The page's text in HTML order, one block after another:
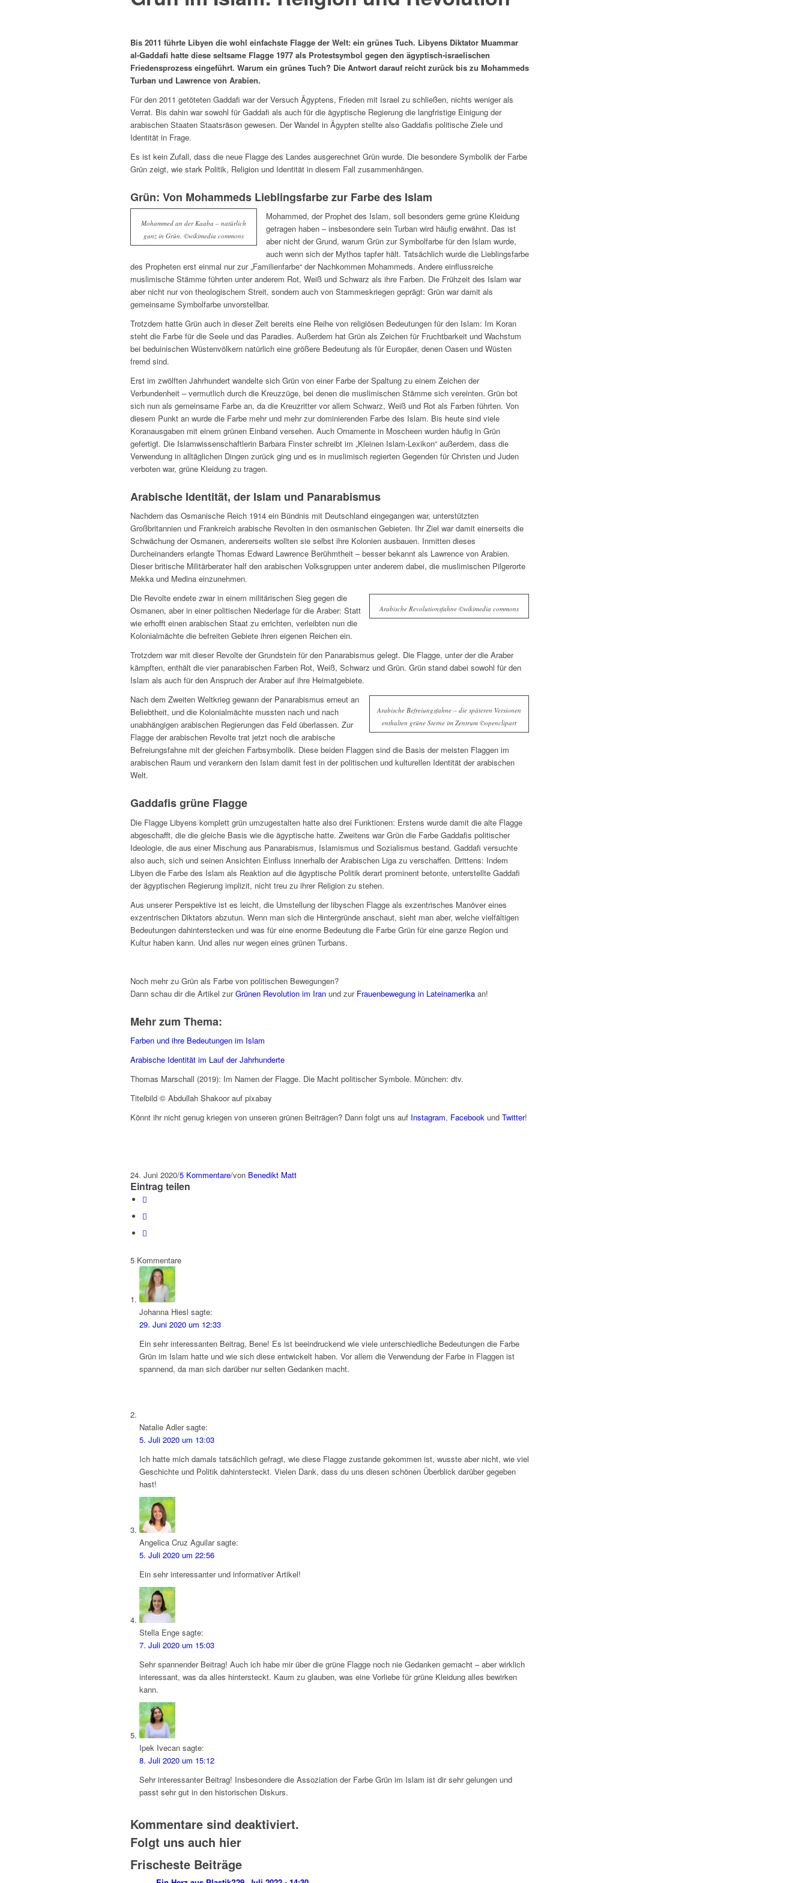
Bis 2011 führte Libyen die wohl einfachste Flagge der Welt: ein grünes Tuch. Libyens Diktator Muammar
al-Gaddafi hatte diese seltsame Flagge 1977 als Protestsymbol gegen den ägyptisch-israelischen
Friedensprozess eingeführt. Warum ein grünes Tuch? Die Antwort darauf reicht zurück bis zu Mohammeds
Turban und Lawrence von Arabien.
Für den 2011 getöteten Gaddafi war der Versuch Ägyptens, Frieden mit Israel zu schließen, nichts weniger als
Verrat. Bis dahin war sowohl für Gaddafi als auch für die ägyptische Regierung die langfristige Einigung der
arabischen Staaten Staatsräson gewesen. Der Wandel in Ägypten stellte also Gaddafis politische Ziele und
Identität in Frage.
Es ist kein Zufall, dass die neue Flagge des Landes ausgerechnet Grün wurde. Die besondere Symbolik der Farbe
Grün zeigt, wie stark Politik, Religion und Identität in diesem Fall zusammenhängen.
Grün: Von Mohammeds Lieblingsfarbe zur Farbe des Islam
Mohammed an der Kaaba – natürlich
ganz in Grün. ©wikimedia commons
Mohammed, der Prophet des Islam, soll besonders gerne grüne Kleidung
getragen haben – insbesondere sein Turban wird häufig erwähnt. Das ist
aber nicht der Grund, warum Grün zur Symbolfarbe für den Islam wurde,
auch wenn sich der Mythos tapfer hält. Tatsächlich wurde die Lieblingsfarbe
des Propheten erst einmal nur zur „Familienfarbe“ der Nachkommen Mohammeds. Andere einflussreiche
muslimische Stämme führten unter anderem Rot, Weiß und Schwarz als ihre Farben. Die Frühzeit des Islam war
aber nicht nur von theologischem Streit, sondern auch von Stammeskriegen geprägt: Grün war damit als
gemeinsame Symbolfarbe unvorstellbar.
Trotzdem hatte Grün auch in dieser Zeit bereits eine Reihe von religiösen Bedeutungen für den Islam: Im Koran
steht die Farbe für die Seele und das Paradies. Außerdem hat Grün als Zeichen für Fruchtbarkeit und Wachstum
bei beduinischen Wüstenvölkern natürlich eine größere Bedeutung als für Europäer, denen Oasen und Wüsten
fremd sind.
Erst im zwölften Jahrhundert wandelte sich Grün von einer Farbe der Spaltung zu einem Zeichen der
Verbundenheit – vermutlich durch die Kreuzzüge, bei denen die muslimischen Stämme sich vereinten. Grün bot
sich nun als gemeinsame Farbe an, da die Kreuzritter vor allem Schwarz, Weiß und Rot als Farben führten. Von
diesem Punkt an wurde die Farbe mehr und mehr zur dominierenden Farbe des Islam. Bis heute sind viele
Koranausgaben mit einem grünen Einband versehen. Auch Ornamente in Moscheen wurden häufig in Grün
gefertigt. Die Islamwissenschaftlerin Barbara Finster schreibt im „Kleinen Islam-Lexikon“ außerdem, dass die
Verwendung in alltäglichen Dingen zurück ging und es in muslimisch regierten Gegenden für Christen und Juden
verboten war, grüne Kleidung zu tragen.
Arabische Identität, der Islam und Panarabismus
Nachdem das Osmanische Reich 1914 ein Bündnis mit Deutschland eingegangen war, unterstützten
Großbritannien und Frankreich arabische Revolten in den osmanischen Gebieten. Ihr Ziel war damit einerseits die
Schwächung der Osmanen, andererseits wollten sie selbst ihre Kolonien ausbauen. Inmitten dieses
Durcheinanders erlangte Thomas Edward Lawrence Berühmtheit – besser bekannt als Lawrence von Arabien.
Dieser britische Militärberater half den arabischen Volksgruppen unter anderem dabei, die muslimischen Pilgerorte
Mekka und Medina einzunehmen.
Arabische Revolutionsfahne ©wikimedia commons
Die Revolte endete zwar in einem militärischen Sieg gegen die
Osmanen, aber in einer politischen Niederlage für die Araber: Statt
wie erhofft einen arabischen Staat zu errichten, verleibten nun die
Kolonialmächte die befreiten Gebiete ihren eigenen Reichen ein.
Trotzdem war mit dieser Revolte der Grundstein für den Panarabismus gelegt. Die Flagge, unter der die Araber
kämpften, enthält die vier panarabischen Farben Rot, Weiß, Schwarz und Grün. Grün stand dabei sowohl für den
Islam als auch für den Anspruch der Araber auf ihre Heimatgebiete.
Arabische Befreiungsfahne – die späteren Versionen
enthalten grüne Sterne im Zentrum ©openclipart
Nach dem Zweiten Weltkrieg gewann der Panarabismus erneut an
Beliebtheit, und die Kolonialmächte mussten nach und nach
unabhängigen arabischen Regierungen das Feld überlassen. Zur
Flagge der arabischen Revolte trat jetzt noch die arabische
Befreiungsfahne mit der gleichen Farbsymbolik. Diese beiden Flaggen sind die Basis der meisten Flaggen im
arabischen Raum und verankern den Islam damit fest in der politischen und kulturellen Identität der arabischen
Welt.
Gaddafis grüne Flagge
Die Flagge Libyens komplett grün umzugestalten hatte also drei Funktionen: Erstens wurde damit die alte Flagge
abgeschafft, die die gleiche Basis wie die ägyptische hatte. Zweitens war Grün die Farbe Gaddafis politischer
Ideologie, die aus einer Mischung aus Panarabismus, Islamismus und Sozialismus bestand. Gaddafi versuchte
also auch, sich und seinen Ansichten Einfluss innerhalb der Arabischen Liga zu verschaffen. Drittens: Indem
Libyen die Farbe des Islam als Reaktion auf die ägyptische Politik derart prominent betonte, unterstellte Gaddafi
der ägyptischen Regierung implizit, nicht treu zu ihrer Religion zu stehen.
Aus unserer Perspektive ist es leicht, die Umstellung der libyschen Flagge als exzentrisches Manöver eines
exzentrischen Diktators abzutun. Wenn man sich die Hintergründe anschaut, sieht man aber, welche vielfältigen
Bedeutungen dahinterstecken und was für eine enorme Bedeutung die Farbe Grün für eine ganze Region und
Kultur haben kann. Und alles nur wegen eines grünen Turbans.
Noch mehr zu Grün als Farbe von politischen Bewegungen?
Dann schau dir die Artikel zurGrünen Revolution im Iran und zur Frauenbewegung in Lateinamerika an!
Mehr zum Thema:
Farben und ihre Bedeutungen im Islam
Arabische Identität im Lauf der Jahrhunderte
Thomas Marschall (2019): Im Namen der Flagge. Die Macht politischer Symbole. München: dtv.
Titelbild © Abdullah Shakoor auf pixabay
Könnt ihr nicht genug kriegen von unseren grünen Beiträgen? Dann folgt uns auf Instagram, Facebook und Twitter!
24. Juni 2020/5 Kommentare/von Benedikt Matt
Eintrag teilen
5 Kommentare
Johanna Hiesl sagte:
29. Juni 2020 um 12:33
Ein sehr interessanten Beitrag, Bene! Es ist beeindruckend wie viele unterschiedliche Bedeutungen die Farbe
Grün im Islam hatte und wie sich diese entwickelt haben. Vor allem die Verwendung der Farbe in Flaggen ist
spannend, da man sich darüber nur selten Gedanken macht.
Natalie Adler sagte:
5. Juli 2020 um 13:03
Ich hatte mich damals tatsächlich gefragt, wie diese Flagge zustande gekommen ist, wusste aber nicht, wie viel
Geschichte und Politik dahintersteckt. Vielen Dank, dass du uns diesen schönen Überblick darüber gegeben
hast!
Angelica Cruz Aguilar sagte:
5. Juli 2020 um 22:56
Ein sehr interessanter und informativer Artikel!
Stella Enge sagte:
7. Juli 2020 um 15:03
Sehr spannender Beitrag! Auch ich habe mir über die grüne Flagge noch nie Gedanken gemacht – aber wirklich
interessant, was da alles hintersteckt. Kaum zu glauben, was eine Vorliebe für grüne Kleidung alles bewirken
kann.
Ipek Ivecan sagte:
8. Juli 2020 um 15:12
Sehr interessanter Beitrag! Insbesondere die Assoziation der Farbe Grün im Islam ist dir sehr gelungen und
passt sehr gut in den historischen Diskurs.
Kommentare sind deaktiviert.
Folgt uns auch hier
Frischeste Beiträge